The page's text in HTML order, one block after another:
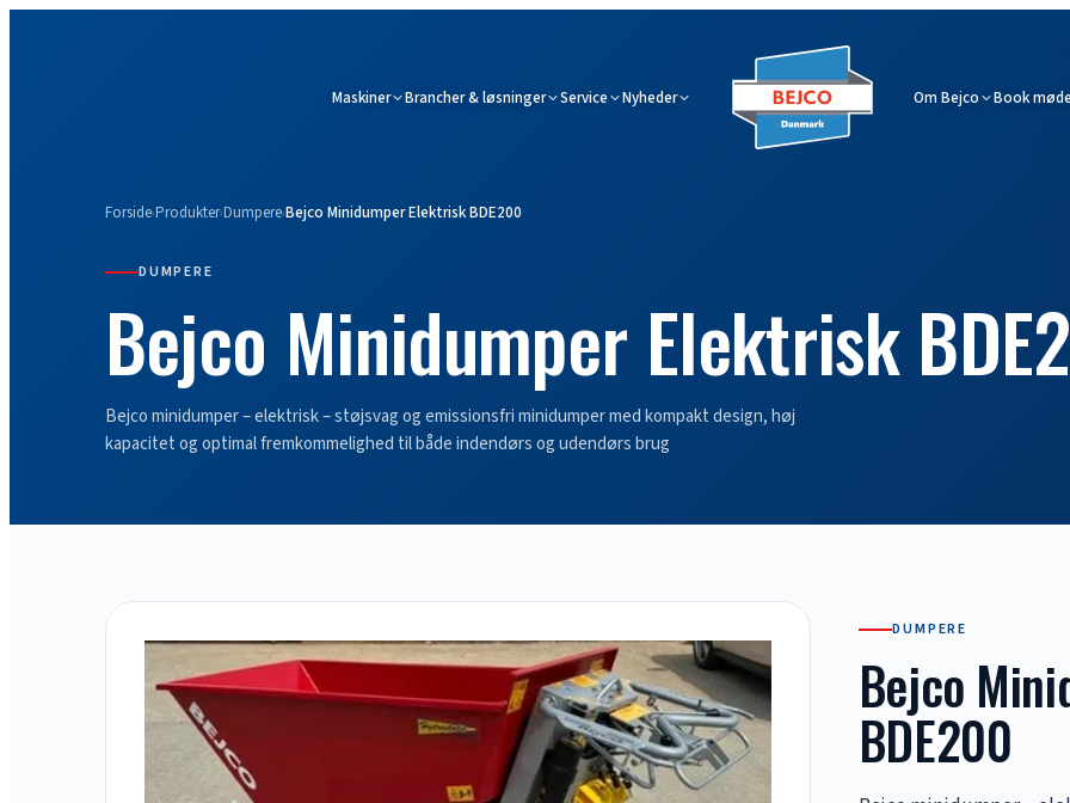
Maskiner Brancher & løsninger Service Nyheder Om Bejco Book
Forside›Produkter›Dumpere›Bejco Minidumper Elektrisk BDE200
DUMPERE
Bejco Minidumper Elektrisk
Bejco minidumper – elektrisk – støjsvag og emissionsfri minidumper med kompakt design, høj
kapacitet og optimal fremkommelighed til både indendørs og udendørs brug
DUMPERE
Bejco
BDE200